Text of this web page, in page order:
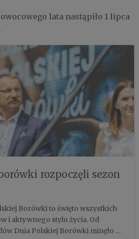
lata nastąpiło 1 lipca
rozpoczęli sezon
Borówki to święto wszystkich
i aktywnego stylu życia. Od
Dnia Polskiej Borówki minęło 5